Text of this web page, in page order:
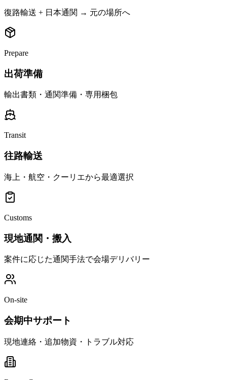
復路輸送 + 日本通関 → 元の場所へ
Prepare
出荷準備
輸出書類・通関準備・専用梱包
Transit
往路輸送
海上・航空・クーリエから最適選択
Customs
現地通関・搬入
案件に応じた通関手法で会場デリバリー
On-site
会期中サポート
現地連絡・追加物資・トラブル対応